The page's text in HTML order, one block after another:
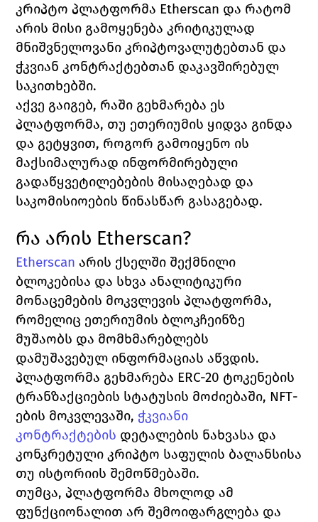
კრიპტო პლატფორმა Etherscan და რატომ
არის მისი გამოყენება კრიტიკულად
მნიშვნელოვანი კრიპტოვალუტებთან და
ჭკვიან კონტრაქტებთან დაკავშირებულ
საკითხებში.
აქვე გაიგებ, რაში გეხმარება ეს
პლატფორმა, თუ ეთერიუმის ყიდვა გინდა
და გეტყვით, როგორ გამოიყენო ის
მაქსიმალურად ინფორმირებული
გადაწყვეტილებების მისაღებად და
საკომისიოების წინასწარ გასაგებად.
რა არის Etherscan?
Etherscan არის ქსელში შექმნილი
ბლოკებისა და სხვა ანალიტიკური
მონაცემების მოკვლევის პლატფორმა,
რომელიც ეთერიუმის ბლოკჩეინზე
მუშაობს და მომხმარებლებს
დამუშავებულ ინფორმაციას აწვდის.
პლატფორმა გეხმარება ERC-20 ტოკენების
ტრანზაქციების სტატუსის მოძიებაში, NFT-
ების მოკვლევაში, ჭკვიანი
კონტრაქტების დეტალების ნახვასა და
კონკრეტული კრიპტო საფულის ბალანსისა
თუ ისტორიის შემოწმებაში.
თუმცა, პლატფორმა მხოლოდ ამ
ფუნქციონალით არ შემოიფარგლება და